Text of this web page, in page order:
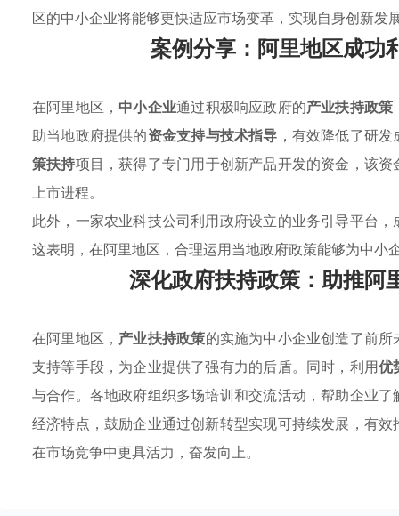
区的中小企业将能够更快适应市场变革，实现自身创新发
案例分享：阿里地区成功
在阿里地区， 中小企业通过积极响应政府的产业扶持政策
助当地政府提供的资金支持与技术指导 ，有效降低了研
策扶持项目，获得了专门用于创新产品开发的资金，该
上市进程。
此外，一家农业科技公司利用政府设立的业务引导平台
这表明，在阿里地区，合理运用当地政府政策能够为中小
深化政府扶持政策：助推阿
在阿里地区， 产业扶持政策的实施为中小企业创造了前
支持等手段，为企业提供了强有力的后盾。同时，利用优
与合作。各地政府组织多场培训和交流活动，帮助企业
经济特点，鼓励企业通过创新转型实现可持续发展，有
在市场竞争中更具活力，奋发向上。